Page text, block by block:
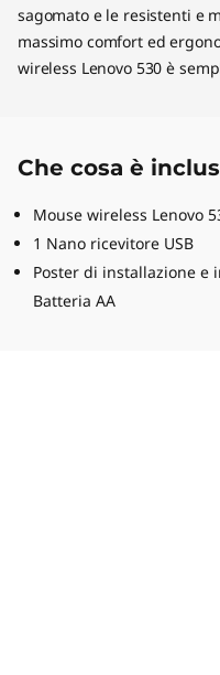
sagomato e le resistenti e
massimo comfort ed
wireless Lenovo 530 è
Che cosa è
Mouse wireless Lenovo
1 Nano ricevitore USB
Poster di installazione e
Batteria AA